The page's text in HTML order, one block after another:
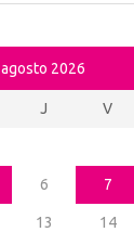
agosto 2026
J V
6 7
13 14